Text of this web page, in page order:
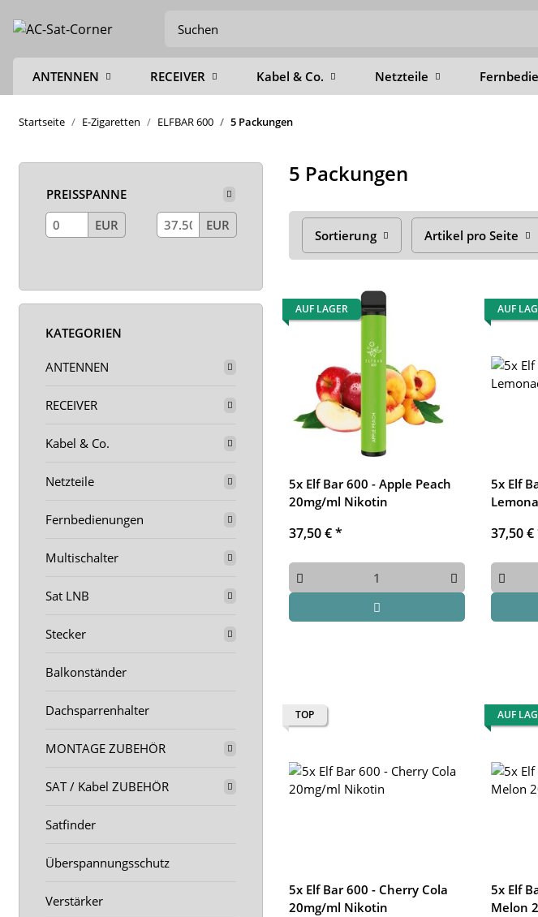
ANTENNEN RECEIVER Kabel & Co. Netzteile
Startseite E-Zigaretten ELFBAR 600 5 Packungen
5 Packungen
Sortierung Artikel pro Seite
AUF LAGER
5x Elf Bar 600 - Apple Peach
20mg/ml Nikotin
37,50 €*
AUF
5x Elf
37,50 €
TOP
5x Elf Bar 600 - Cherry Cola
20mg/ml Nikotin
AUF
5x Elf
Melon
PREISSPANNE
EUR
EUR
KATEGORIEN
ANTENNEN
RECEIVER
Kabel & Co.
Netzteile
Fernbedienungen
Multischalter
Sat LNB
Stecker
Balkonständer
Dachsparrenhalter
MONTAGE ZUBEHÖR
SAT / Kabel ZUBEHÖR
Satfinder
Überspannungsschutz
Verstärker